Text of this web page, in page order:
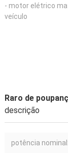
- motor elétrico
veículo
Raro de
descrição
potência nominal: